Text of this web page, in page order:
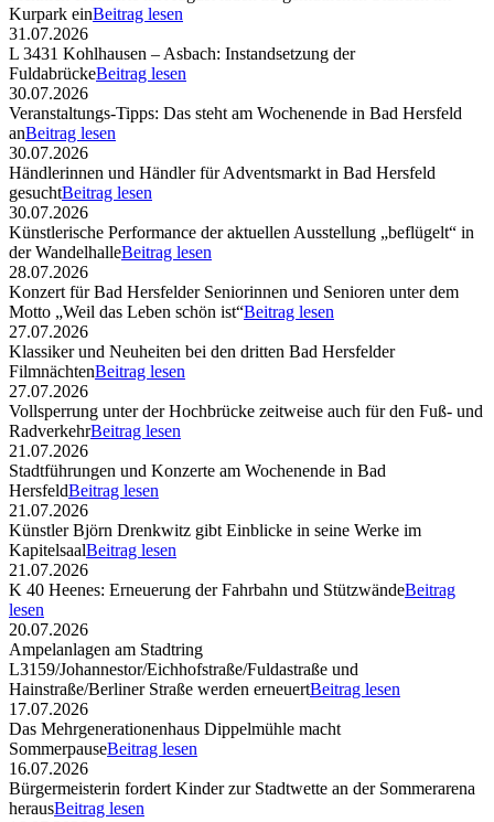
Kurpark einBeitrag lesen
31.07.2026
L 3431 Kohlhausen – Asbach: Instandsetzung der
FuldabrückeBeitrag lesen
30.07.2026
Veranstaltungs-Tipps: Das steht am Wochenende in Bad Hersfeld
anBeitrag lesen
30.07.2026
Händlerinnen und Händler für Adventsmarkt in Bad Hersfeld
gesuchtBeitrag lesen
30.07.2026
Künstlerische Performance der aktuellen Ausstellung „beflügelt“ in
der WandelhalleBeitrag lesen
28.07.2026
Konzert für Bad Hersfelder Seniorinnen und Senioren unter dem
Motto „Weil das Leben schön ist“Beitrag lesen
27.07.2026
Klassiker und Neuheiten bei den dritten Bad Hersfelder
FilmnächtenBeitrag lesen
27.07.2026
Vollsperrung unter der Hochbrücke zeitweise auch für den Fuß- und
RadverkehrBeitrag lesen
21.07.2026
Stadtführungen und Konzerte am Wochenende in Bad
HersfeldBeitrag lesen
21.07.2026
Künstler Björn Drenkwitz gibt Einblicke in seine Werke im
KapitelsaalBeitrag lesen
21.07.2026
K 40 Heenes: Erneuerung der Fahrbahn und StützwändeBeitrag
lesen
20.07.2026
Ampelanlagen am Stadtring
L3159/Johannestor/Eichhofstraße/Fuldastraße und
Hainstraße/Berliner Straße werden erneuertBeitrag lesen
17.07.2026
Das Mehrgenerationenhaus Dippelmühle macht
SommerpauseBeitrag lesen
16.07.2026
Bürgermeisterin fordert Kinder zur Stadtwette an der Sommerarena
herausBeitrag lesen